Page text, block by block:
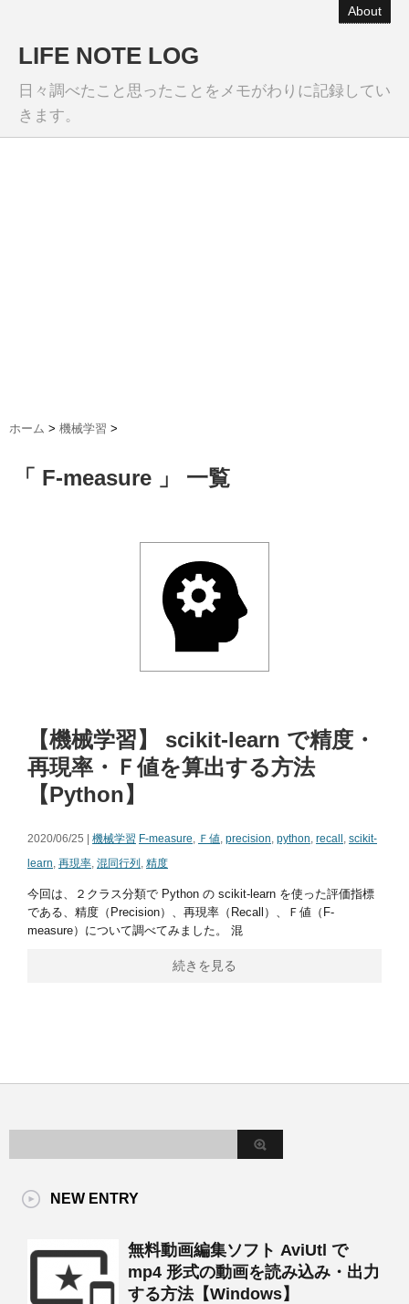
About
LIFE NOTE LOG
日々調べたこと思ったことをメモがわりに記録してい
きます。
ホーム > 機械学習 >
「 F-measure 」 一覧
【機械学習】 scikit-learn で精度・
再現率・Ｆ値を算出する方法
【Python】
2020/06/25 | 機械学習 F-measure, Ｆ値, precision, python, recall , scikit-
learn, 再現率, 混同行列 , 精度
今回は、２クラス分類で Python の scikit-learn を使った評価指標
である、精度（Precision）、再現率（Recall）、Ｆ値（F-
measure）について調べてみました。 混
続きを見る
NEW ENTRY
無料動画編集ソフト AviUtl で
mp4 形式の動画を読み込み・出力
する方法【Windows】